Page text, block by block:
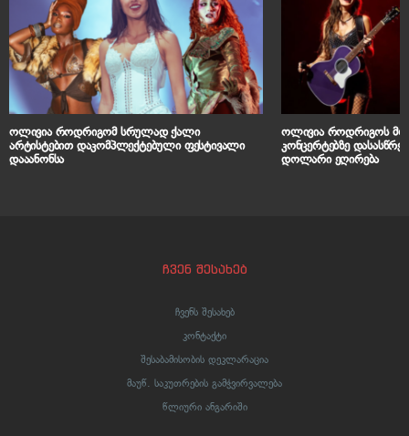
ოლივია როდრიგომ სრულად ქალი
არტისტებით დაკომპლექტებული ფესტივალი
დააანონსა
ოლივია როდრიგოს
კონცერტებზე
დოლარი ეღირება
ჩვენ შესახებ
ჩვენს შესახებ
კონტაქტი
შესაბამისობის დეკლარაცია
მაუწ. საკუთრების გამჭვირვალება
წლიური ანგარიში